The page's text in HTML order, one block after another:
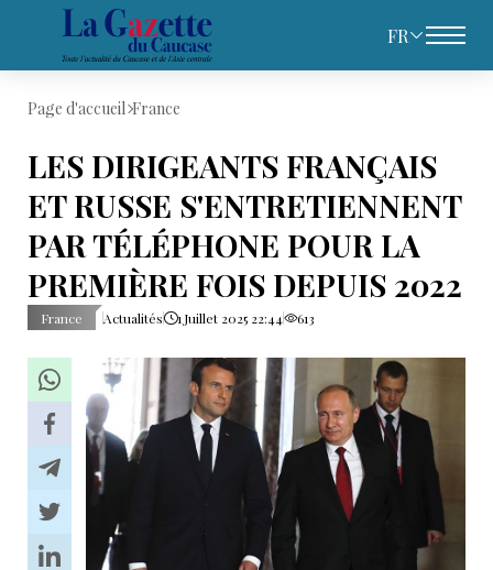
FR
Page d'accueil France
LES DIRIGEANTS FRANÇAIS
ET RUSSE S'ENTRETIENNENT
PAR TÉLÉPHONE POUR LA
PREMIÈRE FOIS DEPUIS 2022
France Actualités 1 Juillet 2025 22:44 613